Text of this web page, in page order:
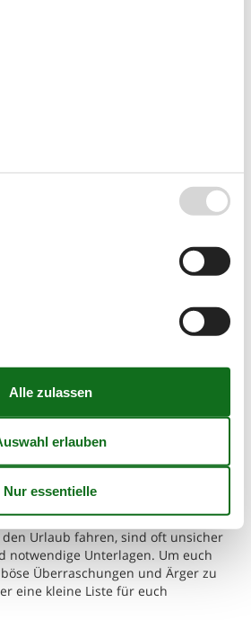
2019
Fragen unserer Kunden gehören wohl
mit ins Ferienhaus nehmen
im Auto einnimmt und Zuhause
FamilienundPaaredie zum ersten
Urlaub fahren, sind oft unsicher
notwendige Unterlagen. Um euch
Überraschungen und Ärger zu
eine kleine Liste für euch